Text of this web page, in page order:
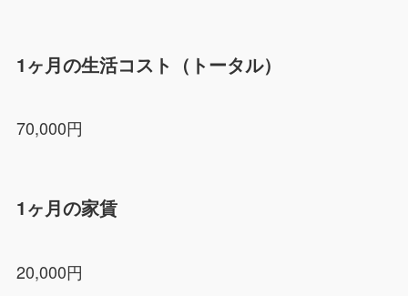
1ヶ月の生活コスト（トータル）
70,000円
1ヶ月の家賃
20,000円